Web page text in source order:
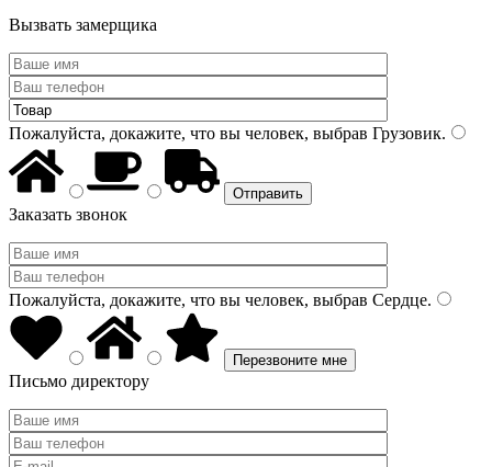
Вызвать замерщика
Пожалуйста, докажите, что вы человек, выбрав Грузовик.
Заказать звонок
Пожалуйста, докажите, что вы человек, выбрав Сердце.
Письмо директору